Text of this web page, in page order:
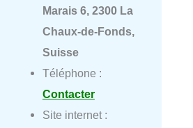
Marais 6, 2300 La
Chaux-de-Fonds,
Suisse
Téléphone :
Contacter
Site internet :